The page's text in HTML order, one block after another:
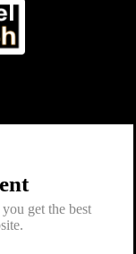
get the best